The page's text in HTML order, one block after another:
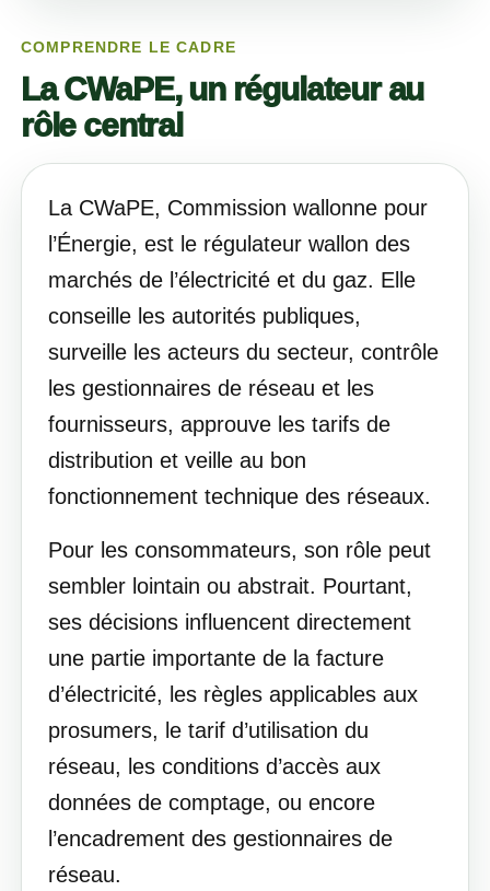
COMPRENDRE LE CADRE
La CWaPE, un régulateur au
rôle central
La CWaPE, Commission wallonne pour
l’Énergie, est le régulateur wallon des
marchés de l’électricité et du gaz. Elle
conseille les autorités publiques,
surveille les acteurs du secteur, contrôle
les gestionnaires de réseau et les
fournisseurs, approuve les tarifs de
distribution et veille au bon
fonctionnement technique des réseaux.
Pour les consommateurs, son rôle peut
sembler lointain ou abstrait. Pourtant,
ses décisions influencent directement
une partie importante de la facture
d’électricité, les règles applicables aux
prosumers, le tarif d’utilisation du
réseau, les conditions d’accès aux
données de comptage, ou encore
l’encadrement des gestionnaires de
réseau.